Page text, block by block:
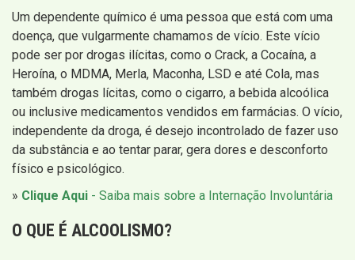
Um dependente químico é uma pessoa que está com uma
doença, que vulgarmente chamamos de vício. Este vício
pode ser por drogas ilícitas, como o Crack, a Cocaína, a
Heroína, o MDMA, Merla, Maconha, LSD e até Cola, mas
também drogas lícitas, como o cigarro, a bebida alcoólica
ou inclusive medicamentos vendidos em farmácias. O vício,
independente da droga, é desejo incontrolado de fazer uso
da substância e ao tentar parar, gera dores e desconforto
físico e psicológico.
» Clique Aqui - Saiba mais sobre a Internação Involuntária
O QUE É ALCOOLISMO?